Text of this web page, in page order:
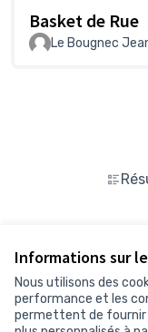
Informations sur
Nous utilisons des
performance et les
permettent de fournir
Basket de Rue
Le Bougnec
Voir toutes les
Conditions d'utilisation